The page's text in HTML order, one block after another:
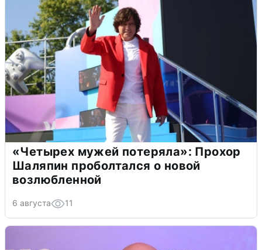
«Четырех мужей потеряла»: Прохор
Шаляпин проболтался о новой
возлюбленной
6 августа 11